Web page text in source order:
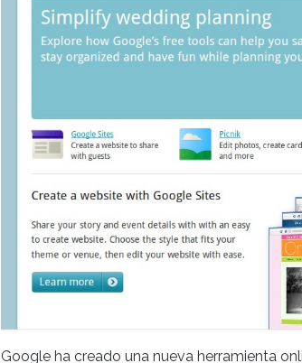
Google ha creado una nueva herramienta